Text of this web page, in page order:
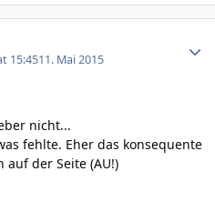
15:4511. Mai 2015
nicht...
fehlte. Eher das konsequente
auf der Seite (AU!)